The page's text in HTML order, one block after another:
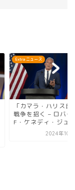
Extra ニュース
「カマラ・ハリス氏
戦争を招く – ロバー
F・ケネディ・ジュ...
2024年10